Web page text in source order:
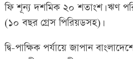
ফি শূন্য দশমিক ২০ শতাংশ। ঋণ
(১০ বছর গ্রেস পিরিয়ডসহ)।
দ্বি-পাক্ষিক পর্যায়ে জাপান